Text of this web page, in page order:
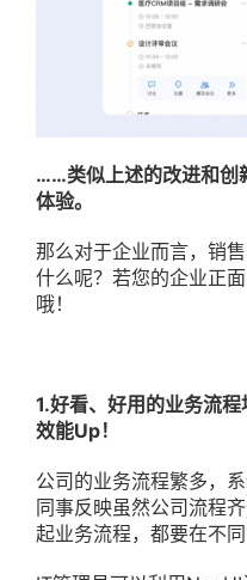
……类似上述的改进和创
体验。
那么对于企业而言，销
什么呢？若您的企业正
哦！
1.好看、好用的业务流
效能Up！
公司的业务流程繁多，
同事反映虽然公司流程
起业务流程，都要在不